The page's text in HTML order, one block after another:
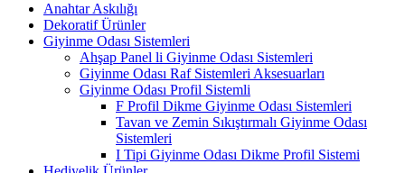
Anahtar Askılığı
Dekoratif Ürünler
Giyinme Odası Sistemleri
Ahşap Panel li Giyinme Odası Sistemleri
Giyinme Odası Raf Sistemleri Aksesuarları
Giyinme Odası Profil Sistemli
F Profil Dikme Giyinme Odası Sistemleri
Tavan ve Zemin Sıkıştırmalı Giyinme Odası
Sistemleri
I Tipi Giyinme Odası Dikme Profil Sistemi